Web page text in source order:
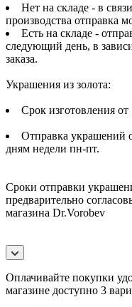
Нет на складе - в
производства отправка
Есть на складе -
следующий день, в
заказа.
Украшения из золота:
Срок изготовления от
Отправка украшений
дням недели пн-пт.
Сроки отправки
предварительно
магазина Dr.Vorobev
Оплачивайте покупки
магазине доступно 3